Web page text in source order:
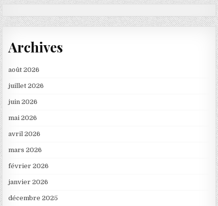
Archives
août 2026
juillet 2026
juin 2026
mai 2026
avril 2026
mars 2026
février 2026
janvier 2026
décembre 2025